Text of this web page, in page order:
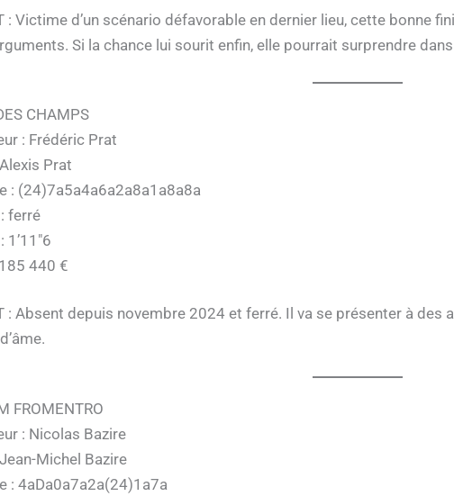
: Victime d’un scénario défavorable en dernier lieu, cette bonne
Si la chance lui sourit enfin, elle pourrait surprendre
CHAMPS
: Frédéric Prat
Prat
: (24)7a5a4a6a2a8a1a8a8a
ferré
1’11″6
440 €
: Absent depuis novembre 2024 et ferré. Il va se présenter à des
FROMENTRO
: Nicolas Bazire
Michel Bazire
: 4aDa0a7a2a(24)1a7a